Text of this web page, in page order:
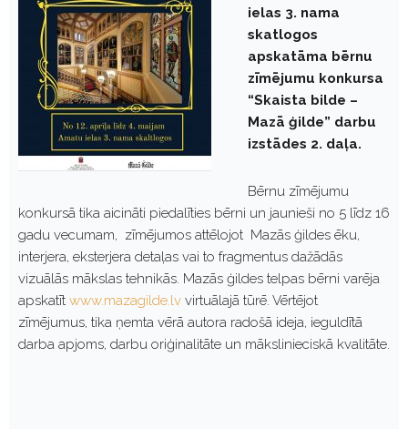
ielas 3. nama
skatlogos
apskatāma bērnu
zīmējumu konkursa
“Skaista bilde –
Mazā ģilde” darbu
izstādes 2. daļa.
Bērnu zīmējumu
konkursā tika aicināti piedalīties bērni un jaunieši no 5 līdz 16
gadu vecumam, zīmējumos attēlojot Mazās ģildes ēku,
interjera, eksterjera detaļas vai to fragmentus dažādās
vizuālās mākslas tehnikās. Mazās ģildes telpas bērni varēja
apskatīt www.mazagilde.lv virtuālajā tūrē. Vērtējot
zīmējumus, tika ņemta vērā autora radošā ideja, ieguldītā
darba apjoms, darbu oriģinalitāte un mākslinieciskā kvalitāte.